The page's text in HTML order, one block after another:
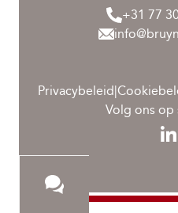
+31 77
Privacybeleid|
Volg ons op